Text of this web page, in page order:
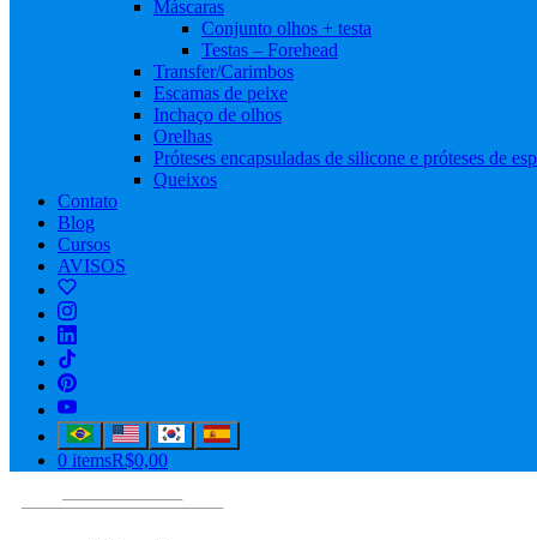
Máscaras
Conjunto olhos + testa
Testas – Forehead
Transfer/Carimbos
Escamas de peixe
Inchaço de olhos
Orelhas
Próteses encapsuladas de silicone e próteses de
Queixos
Contato
Blog
Cursos
AVISOS
0 itemsR$0,00